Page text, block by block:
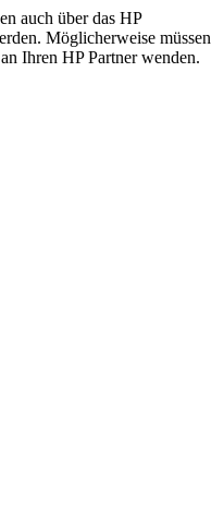
auch über das HP
Möglicherweise müssen
Ihren HP Partner wenden.